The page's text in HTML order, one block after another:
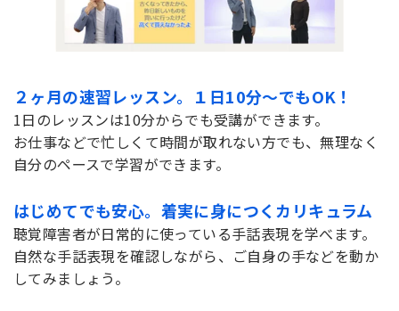
２ヶ月の速習レッスン。１日10分～でもOK！
1日のレッスンは10分からでも受講ができます。
お仕事などで忙しくて時間が取れない方でも、無理なく
自分のペースで学習ができます。
はじめてでも安心。着実に身につくカリキュラム
聴覚障害者が日常的に使っている手話表現を学べます。
自然な手話表現を確認しながら、ご自身の手などを動か
してみましょう。